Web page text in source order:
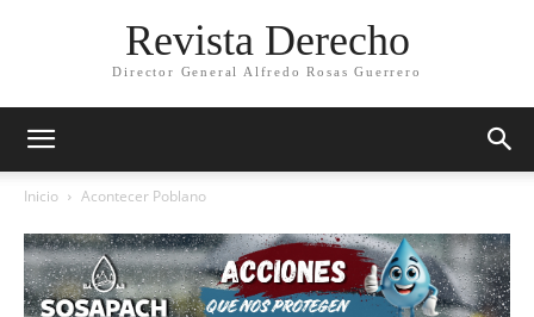
Revista Derecho
Director General Alfredo Rosas Guerrero
Inicio Acontecer Poblano